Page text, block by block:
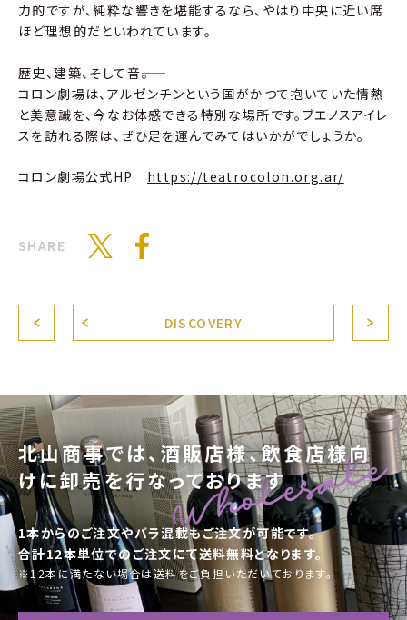
力的ですが、純粋な響きを堪能するなら、やはり中央に近い席
ほど理想的だといわれています。
歴史、建築、そして音――。
コロン劇場は、アルゼンチンという国がかつて抱いていた情熱
と美意識を、今なお体感できる特別な場所です。ブエノスアイレ
スを訪れる際は、ぜひ足を運んでみてはいかがでしょうか。
コロン劇場公式HP https://teatrocolon.org.ar/
SHARE
DISCOVERY
北山商事では、酒販店様、飲食店様向
けに卸売を行なっております
1本からのご注文やバラ混載もご注文が可能です。
合計12本単位でのご注文にて送料無料となります。
※12本に満たない場合は送料をご負担いただいております。